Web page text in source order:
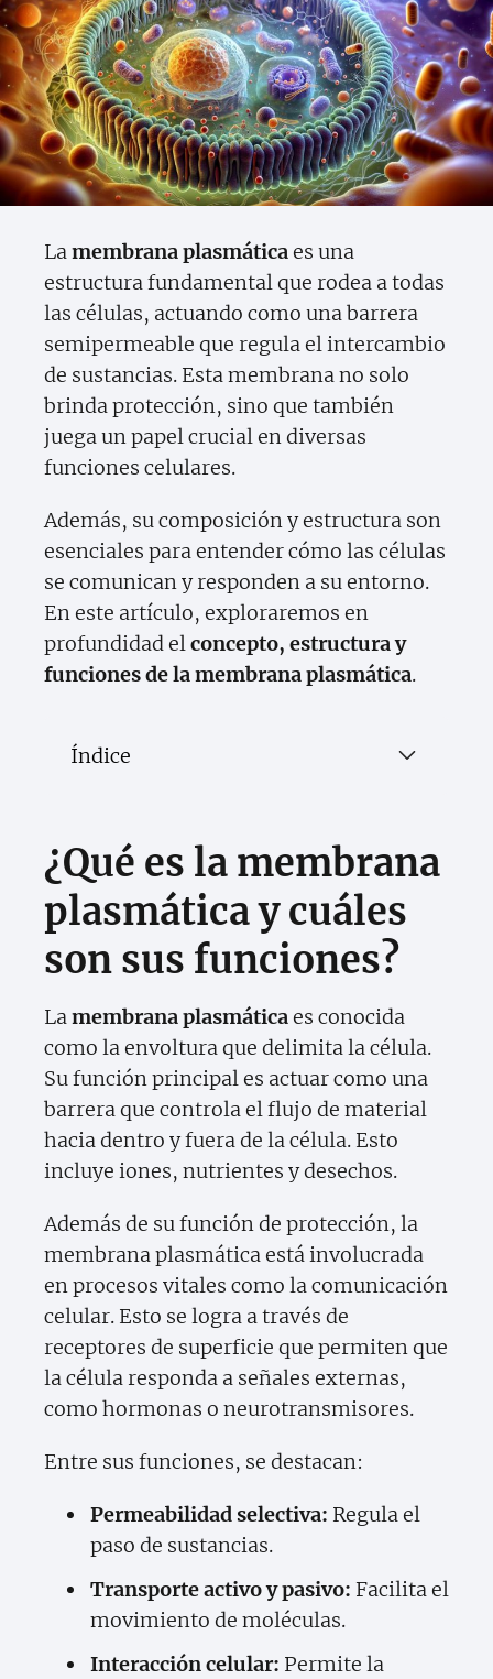
Lamembrana plasmáticaes una
estructura fundamental que rodea a todas
las células, actuando como una barrera
semipermeable que regula el intercambio
de sustancias. Esta membrana no solo
brinda protección, sino que también
juega un papel crucial en diversas
funciones celulares.
Además, su composición y estructura son
esenciales para entender cómo las células
se comunican y responden a su entorno.
En este artículo, exploraremos en
profundidad elconcepto, estructura y
funciones de la membrana plasmática.
Índice
¿Qué es la membrana
plasmática y cuáles
son sus funciones?
Lamembrana plasmáticaes conocida
como la envoltura que delimita la célula.
Su función principal es actuar como una
barrera que controla el flujo de material
hacia dentro y fuera de la célula. Esto
incluye iones, nutrientes y desechos.
Además de su función de protección, la
membrana plasmática está involucrada
en procesos vitales como la comunicación
celular. Esto se logra a través de
receptores de superficie que permiten que
la célula responda a señales externas,
como hormonas o neurotransmisores.
Entre sus funciones, se destacan:
Permeabilidad selectiva: Regula el
paso de sustancias.
Transporte activo y pasivo: Facilita el
movimiento de moléculas.
Interacción celular: Permite la